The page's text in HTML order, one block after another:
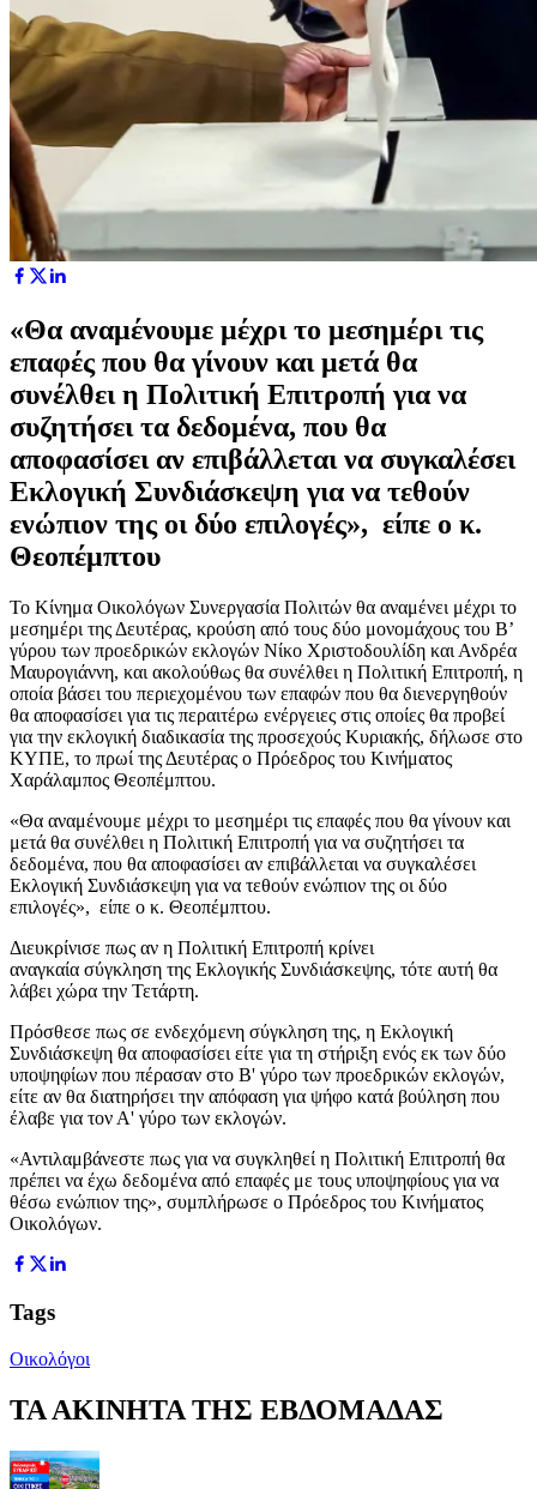
«Θα αναμένουμε μέχρι το μεσημέρι τις
επαφές που θα γίνουν και μετά θα
συνέλθει η Πολιτική Επιτροπή για να
συζητήσει τα δεδομένα, που θα
αποφασίσει αν επιβάλλεται να συγκαλέσει
Εκλογική Συνδιάσκεψη για να τεθούν
ενώπιον της οι δύο επιλογές», είπε ο κ.
Θεοπέμπτου
Το Κίνημα Οικολόγων Συνεργασία Πολιτών θα αναμένει μέχρι το
μεσημέρι της Δευτέρας, κρούση από τους δύο μονομάχους του Β’
γύρου των προεδρικών εκλογών Νίκο Χριστοδουλίδη και Ανδρέα
Μαυρογιάννη, και ακολούθως θα συνέλθει η Πολιτική Επιτροπή, η
οποία βάσει του περιεχομένου των επαφών που θα διενεργηθούν
θα αποφασίσει για τις περαιτέρω ενέργειες στις οποίες θα προβεί
για την εκλογική διαδικασία της προσεχούς Κυριακής, δήλωσε στο
ΚΥΠΕ, το πρωί της Δευτέρας ο Πρόεδρος του Κινήματος
Χαράλαμπος Θεοπέμπτου.
«Θα αναμένουμε μέχρι το μεσημέρι τις επαφές που θα γίνουν και
μετά θα συνέλθει η Πολιτική Επιτροπή για να συζητήσει τα
δεδομένα, που θα αποφασίσει αν επιβάλλεται να συγκαλέσει
Εκλογική Συνδιάσκεψη για να τεθούν ενώπιον της οι δύο
επιλογές», είπε ο κ. Θεοπέμπτου.
Διευκρίνισε πως αν η Πολιτική Επιτροπή κρίνει
αναγκαία σύγκληση της Εκλογικής Συνδιάσκεψης, τότε αυτή θα
λάβει χώρα την Τετάρτη.
Πρόσθεσε πως σε ενδεχόμενη σύγκληση της, η Εκλογική
Συνδιάσκεψη θα αποφασίσει είτε για τη στήριξη ενός εκ των δύο
υποψηφίων που πέρασαν στο Β' γύρο των προεδρικών εκλογών,
είτε αν θα διατηρήσει την απόφαση για ψήφο κατά βούληση που
έλαβε για τον Α' γύρο των εκλογών.
«Αντιλαμβάνεστε πως για να συγκληθεί η Πολιτική Επιτροπή θα
πρέπει να έχω δεδομένα από επαφές με τους υποψηφίους για να
θέσω ενώπιον της», συμπλήρωσε ο Πρόεδρος του Κινήματος
Οικολόγων.
Tags
Οικολόγοι
ΤΑ ΑΚΙΝΗΤΑ ΤΗΣ ΕΒΔΟΜΑΔΑΣ